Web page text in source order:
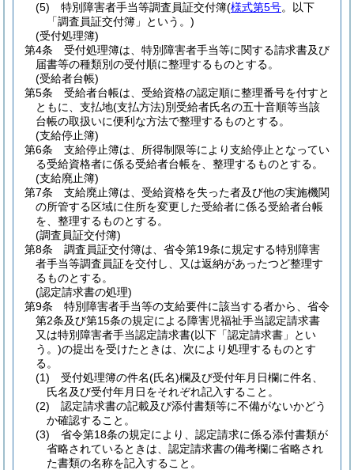
(5)
特別障害者手当等調査員証交付簿(様式第5号。以下
「調査員証交付簿」という。)
(受付処理簿)
第4条
受付処理簿は、特別障害者手当等に関する請求書及び
届書等の種類別の受付順に整理するものとする。
(受給者台帳)
第5条
受給者台帳は、受給資格の認定順に整理番号を付すと
ともに、支払地(支払方法)別受給者氏名の五十音順等当該
台帳の取扱いに便利な方法で整理するものとする。
(支給停止簿)
第6条
支給停止簿は、所得制限等により支給停止となってい
る受給資格者に係る受給者台帳を、整理するものとする。
(支給廃止簿)
第7条
支給廃止簿は、受給資格を失った者及び他の実施機関
の所管する区域に住所を変更した受給者に係る受給者台帳
を、整理するものとする。
(調査員証交付簿)
第8条
調査員証交付簿は、省令第19条に規定する特別障害
者手当等調査員証を交付し、又は返納があったつど整理す
るものとする。
(認定請求書の処理)
第9条
特別障害者手当等の支給要件に該当する者から、省令
第2条及び第15条の規定による障害児福祉手当認定請求書
又は特別障害者手当認定請求書(以下「認定請求書」とい
う。)の提出を受けたときは、次により処理するものとす
る。
(1)
受付処理簿の件名(氏名)欄及び受付年月日欄に件名、
氏名及び受付年月日をそれぞれ記入すること。
(2)
認定請求書の記載及び添付書類等に不備がないかどう
か確認すること。
(3)
省令第18条の規定により、認定請求に係る添付書類が
省略されているときは、認定請求書の備考欄に省略され
た書類の名称を記入すること。